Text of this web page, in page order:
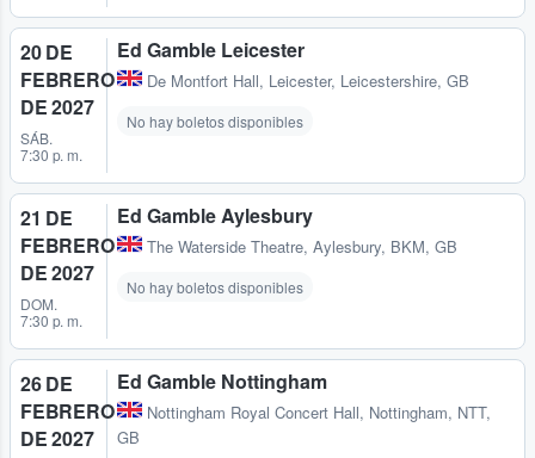
20 DE
FEBRERO
DE 2027
SÁB.
7:30 p. m.
Ed Gamble Leicester
De Montfort Hall, Leicester, Leicestershire, GB
No hay boletos disponibles
21 DE
FEBRERO
DE 2027
DOM.
7:30 p. m.
Ed Gamble Aylesbury
The Waterside Theatre, Aylesbury, BKM, GB
No hay boletos disponibles
26 DE
FEBRERO
DE 2027
Ed Gamble Nottingham
Nottingham Royal Concert Hall, Nottingham, NTT,
GB